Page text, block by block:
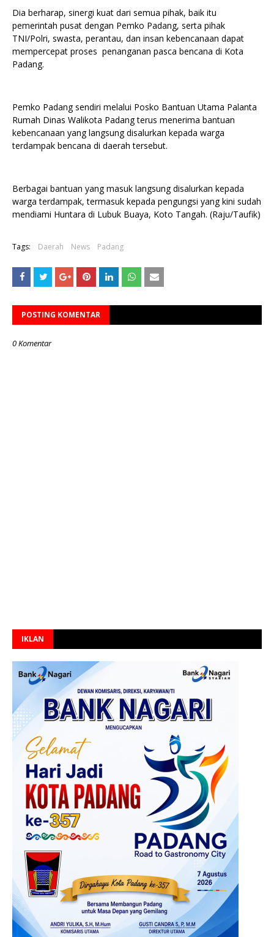
Dia berharap, sinergi kuat dari semua pihak, baik itu
pemerintah pusat dengan Pemko Padang, serta pihak
TNI/Polri, swasta, perantau, dan insan kebencanaan dapat
mempercepat proses penanganan pasca bencana di Kota
Padang.
Pemko Padang sendiri melalui Posko Bantuan Utama Palanta
Rumah Dinas Walikota Padang terus menerima bantuan
kebencanaan yang langsung disalurkan kepada warga
terdampak bencana di daerah tersebut.
Berbagai bantuan yang masuk langsung disalurkan kepada
warga terdampak, termasuk kepada pengungsi yang kini sudah
mendiami Huntara di Lubuk Buaya, Koto Tangah. (Raju/Taufik)
Tags: Daerah News Padang
POSTING KOMENTAR
0 Komentar
IKLAN